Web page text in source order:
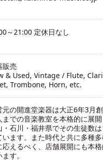
～21:00 定休日なし
販売
& Used, Vintage / Flute,
Trombone, Horn, etc.
元の開進堂楽器は大正6年3月
までの音楽教室を本格的に展
・石川・福井県でその生徒数
います。また時代と共に多種
応えるべく、店舗展開にも本
ます。